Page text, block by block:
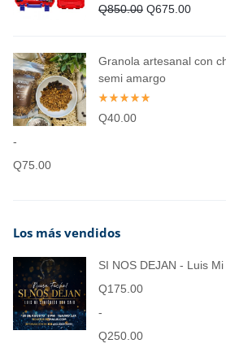
Q850.00 Q675.00
Granola artesanal con
semi amargo
Q40.00
-
Q75.00
Los más vendidos
SI NOS DEJAN - Luis
Q175.00
-
Q250.00